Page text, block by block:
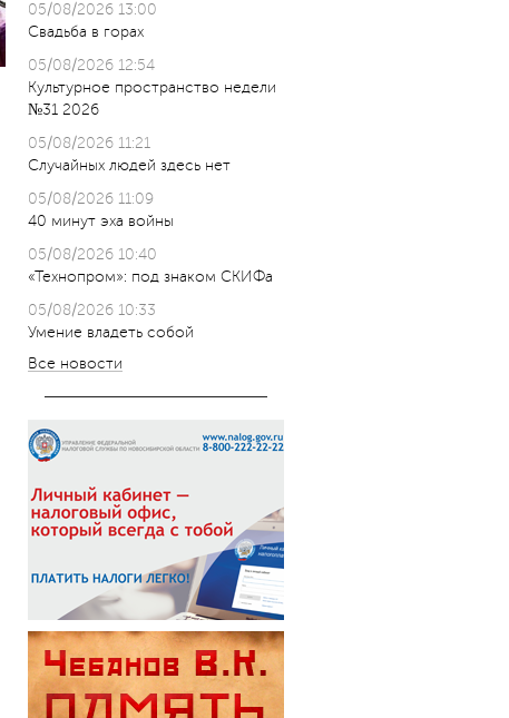
05/08/2026 13:00
Свадьба в горах
05/08/2026 12:54
Культурное пространство недели
№31 2026
05/08/2026 11:21
Случайных людей здесь нет
05/08/2026 11:09
40 минут эха войны
05/08/2026 10:40
«Технопром»: под знаком СКИФа
05/08/2026 10:33
Умение владеть собой
Все новости